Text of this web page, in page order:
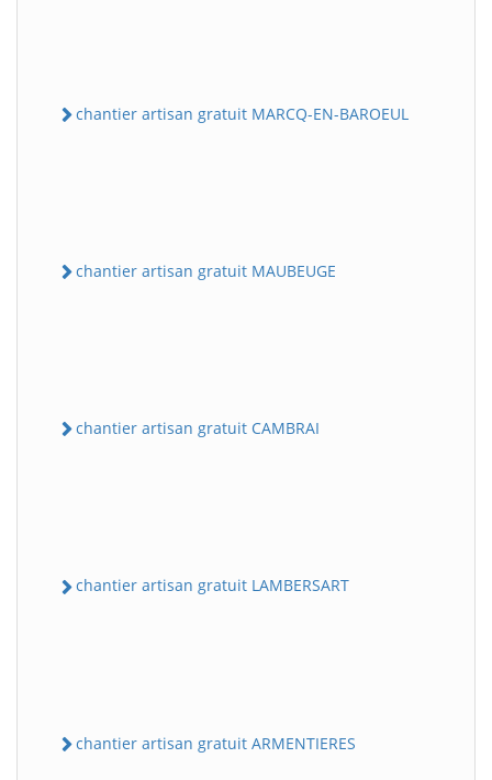
chantier artisan gratuit MARCQ-EN-BAROEUL
chantier artisan gratuit MAUBEUGE
chantier artisan gratuit CAMBRAI
chantier artisan gratuit LAMBERSART
chantier artisan gratuit ARMENTIERES